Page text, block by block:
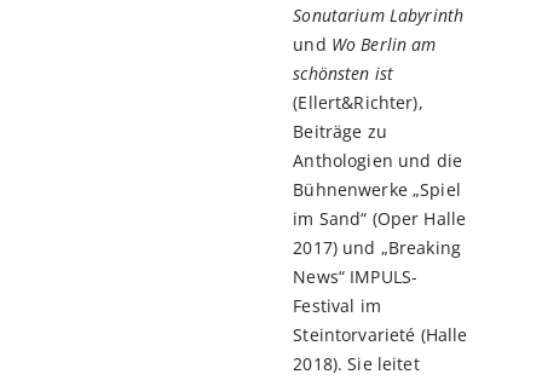
Sonutarium Labyrinth
und Wo Berlin am
schönsten ist
(Ellert&Richter),
Beiträge zu
Anthologien und die
Bühnenwerke „Spiel
im Sand“ (Oper Halle
2017) und „Breaking
News“ IMPULS-
Festival im
Steintorvarieté (Halle
2018). Sie leitet